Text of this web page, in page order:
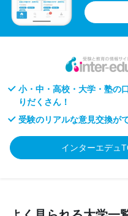
小・中・高校・大学・塾の
りだくさん！
受験のリアルな意見交換が
インターエデュ